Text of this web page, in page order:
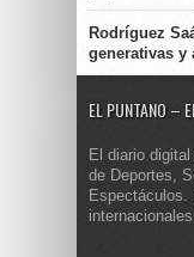
Rodríguez
generativas y
EL PUNTANO –
El diario
de Deportes,
Espectáculos.